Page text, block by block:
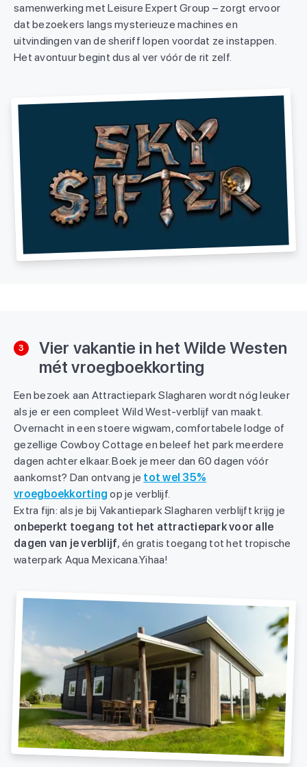
samenwerking met Leisure Expert Group – zorgt ervoor
dat bezoekers langs mysterieuze machines en
uitvindingen van de sheriff lopen voordat ze instappen.
Het avontuur begint dus al ver vóór de rit zelf.
3
Vier vakantie in het Wilde Westen
mét vroegboekkorting
Een bezoek aan Attractiepark Slagharen wordt nóg leuker
als je er een compleet Wild West-verblijf van maakt.
Overnacht in een stoere wigwam, comfortabele lodge of
gezellige Cowboy Cottage en beleef het park meerdere
dagen achter elkaar. Boek je meer dan 60 dagen vóór
aankomst? Dan ontvang je tot wel 35%
vroegboekkorting op je verblijf.
Extra fijn: als je bij Vakantiepark Slagharen verblijft krijg je
onbeperkt toegang tot het attractiepark voor alle
dagen van je verblijf, én gratis toegang tot het tropische
waterpark Aqua Mexicana.Yihaa!